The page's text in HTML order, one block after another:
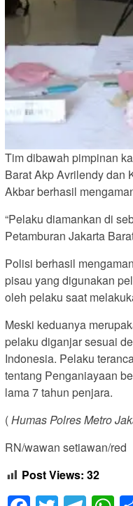
Tim dibawah pimpinan
Barat Akp Avrilendy dan
Akbar berhasil
“Pelaku diamankan di
Petamburan Jakarta
Polisi berhasil
pisau yang digunakan
oleh pelaku saat
Meski keduanya
pelaku diganjar sesuai
Indonesia. Pelaku
tentang Penganiayaan
lama 7 tahun penjara.
(Humas Polres Metro
RN/wawan setiawan/red
Post Views: 32